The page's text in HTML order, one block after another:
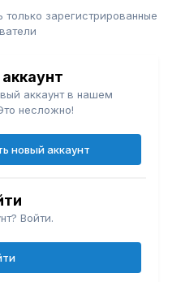
зарегистрированные
аккаунт в нашем
несложно!
новый аккаунт
Войти.